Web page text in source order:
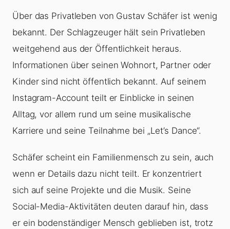
Über das Privatleben von Gustav Schäfer ist wenig
bekannt. Der Schlagzeuger hält sein Privatleben
weitgehend aus der Öffentlichkeit heraus.
Informationen über seinen Wohnort, Partner oder
Kinder sind nicht öffentlich bekannt. Auf seinem
Instagram-Account teilt er Einblicke in seinen
Alltag, vor allem rund um seine musikalische
Karriere und seine Teilnahme bei „Let’s Dance“.
Schäfer scheint ein Familienmensch zu sein, auch
wenn er Details dazu nicht teilt. Er konzentriert
sich auf seine Projekte und die Musik. Seine
Social-Media-Aktivitäten deuten darauf hin, dass
er ein bodenständiger Mensch geblieben ist, trotz